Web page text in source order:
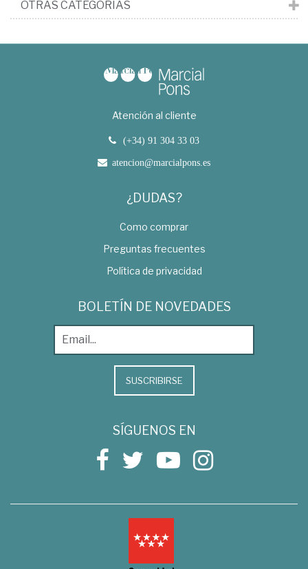
OTRAS CATEGORÍAS
Atención al cliente
(+34) 91 304 33 03
atencion@marcialpons.es
¿DUDAS?
Como comprar
Preguntas frecuentes
Política de privacidad
BOLETÍN DE NOVEDADES
SUSCRIBIRSE
SÍGUENOS EN